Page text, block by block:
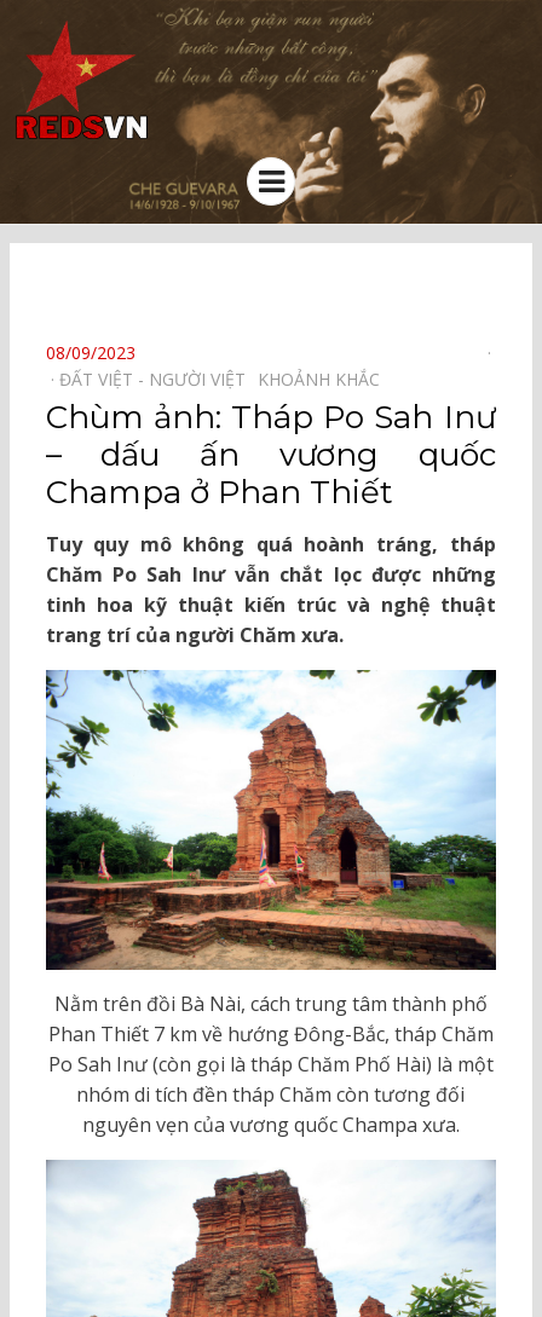
Kênh chia sẻ tri thức cộng đồng
Menu
POSTED
ON
08/09/2023
ĐẤT VIỆT - NGƯỜI VIỆT⠀
KHOẢNH KHẮC⠀
Chùm ảnh: Tháp Po Sah Inư
– dấu ấn vương quốc
Champa ở Phan Thiết
Tuy quy mô không quá hoành tráng, tháp
Chăm Po Sah Inư vẫn chắt lọc được những
tinh hoa kỹ thuật kiến trúc và nghệ thuật
trang trí của người Chăm xưa.
Nằm trên đồi Bà Nài, cách trung tâm thành phố
Phan Thiết 7 km về hướng Đông-Bắc, tháp Chăm
Po Sah Inư (còn gọi là tháp Chăm Phố Hài) là một
nhóm di tích đền tháp Chăm còn tương đối
nguyên vẹn của vương quốc Champa xưa.